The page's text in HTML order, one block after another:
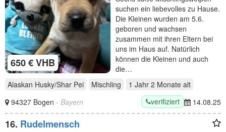
650 € VHB
suchen ein liebevolles zu Hause.
Die Kleinen wurden am 5.6.
geboren und wachsen
zusammen mit ihren Eltern bei
uns im Haus auf. Natürlich
können die Kleinen und auch
die…
Alaskan Husky/Shar Pei
Mischling 1 Jahr 2 Monate alt
94327 Bogen - Bayern verifiziert 14.08.25
16. Rudelmensch